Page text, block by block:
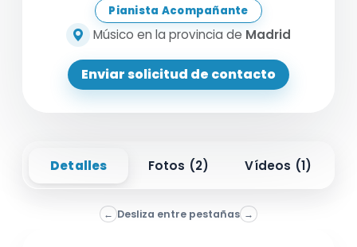
Pianista Acompañante
Músico en la provincia de Madrid
Enviar solicitud de contacto
Detalles Fotos (2) Vídeos (1)
← Desliza entre pestañas →